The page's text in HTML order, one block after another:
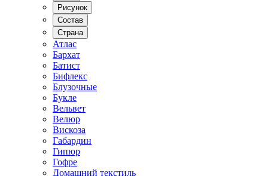
Рисунок
Состав
Страна
Атлас
Бархат
Батист
Бифлекс
Блузочные
Букле
Вельвет
Велюр
Вискоза
Габардин
Гипюр
Гофре
Домашний текстиль